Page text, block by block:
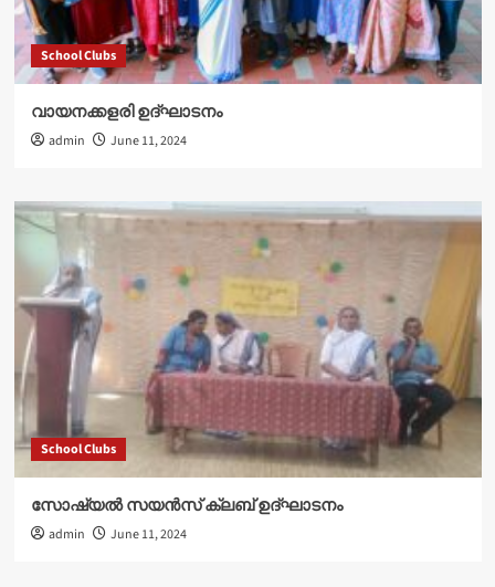
School Clubs
വായനക്കളരി ഉദ്‌ഘാടനം
admin June 11, 2024
School Clubs
സോഷ്യൽ സയൻസ് ക്ലബ് ഉദ്‌ഘാടനം
admin June 11, 2024